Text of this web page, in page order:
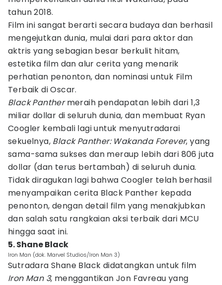
tahun 2018.
Film ini sangat berarti secara budaya dan berhasil
mengejutkan dunia, mulai dari para aktor dan
aktris yang sebagian besar berkulit hitam,
estetika film dan alur cerita yang menarik
perhatian penonton, dan nominasi untuk Film
Terbaik di Oscar.
Black Panthermeraih pendapatan lebih dari 1,3
miliar dollar di seluruh dunia, dan membuat Ryan
Coogler kembali lagi untuk menyutradarai
sekuelnya, Black Panther: Wakanda Forever, yang
sama-sama sukses dan meraup lebih dari 806 juta
dollar (dan terus bertambah) di seluruh dunia.
Tidak diragukan lagi bahwa Coogler telah berhasil
menyampaikan cerita Black Panther kepada
penonton, dengan detail film yang menakjubkan
dan salah satu rangkaian aksi terbaik dari MCU
hingga saat ini.
5. Shane Black
Iron Man (dok. Marvel Studios/Iron Man 3)
Sutradara Shane Black didatangkan untuk film
Iron Man 3, menggantikan Jon Favreau yang